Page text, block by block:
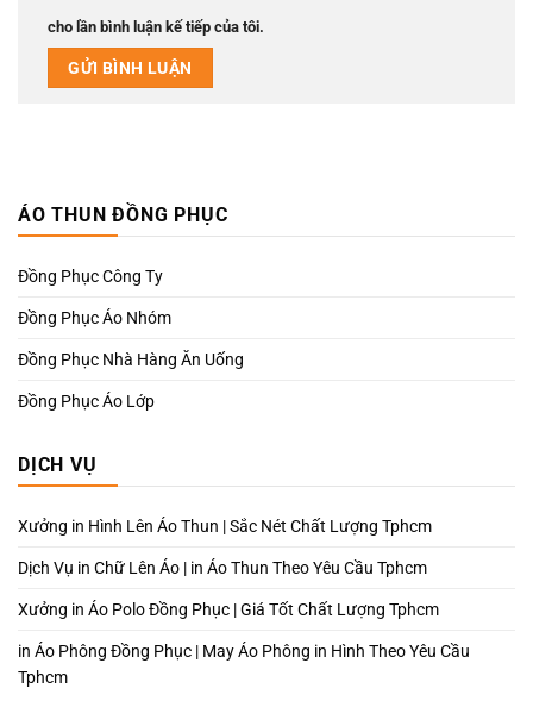
cho lần bình luận kế tiếp của tôi.
ÁO THUN ĐỒNG PHỤC
Đồng Phục Công Ty
Đồng Phục Áo Nhóm
Đồng Phục Nhà Hàng Ăn Uống
Đồng Phục Áo Lớp
DỊCH VỤ
Xưởng in Hình Lên Áo Thun | Sắc Nét Chất Lượng Tphcm
Dịch Vụ in Chữ Lên Áo | in Áo Thun Theo Yêu Cầu Tphcm
Xưởng in Áo Polo Đồng Phục | Giá Tốt Chất Lượng Tphcm
in Áo Phông Đồng Phục | May Áo Phông in Hình Theo Yêu Cầu
Tphcm